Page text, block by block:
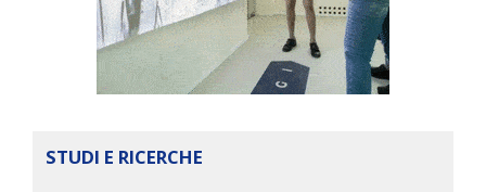
STUDI E RICERCHE